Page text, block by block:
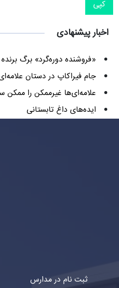
کپی
اخبار پیشنهادی
«فروشنده دوره‌گرد» برگ
جام فیراکاپ در دستان
علامه‌ای‌ها غیرممکن را ممکن
ایده‌های داغ تابستانی
ثبت نام در مدارس